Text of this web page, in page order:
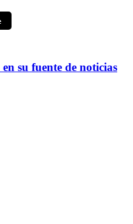
en su fuente de noticias